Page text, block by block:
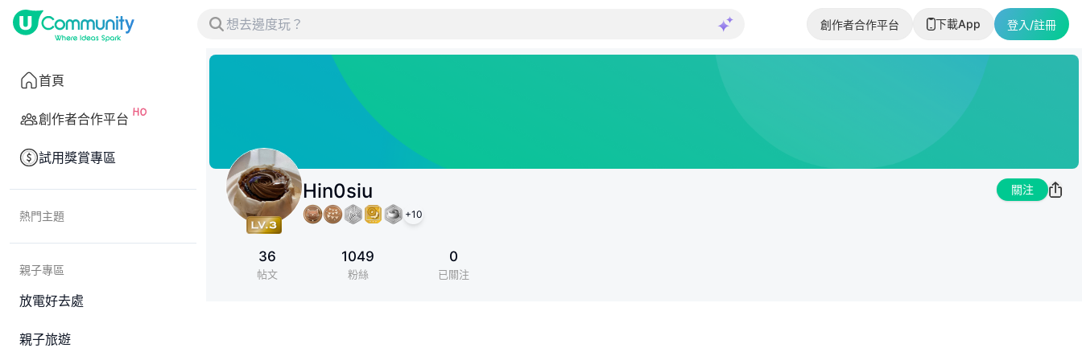
創作者合作平台 下載App 登入/註冊
首頁
創作者合作平台
試用獎賞專區
熱門主題
親子專區
放電好去處
親子旅遊
Hin0siu
+10
關注
36
帖文
1049
粉絲
0
已關注